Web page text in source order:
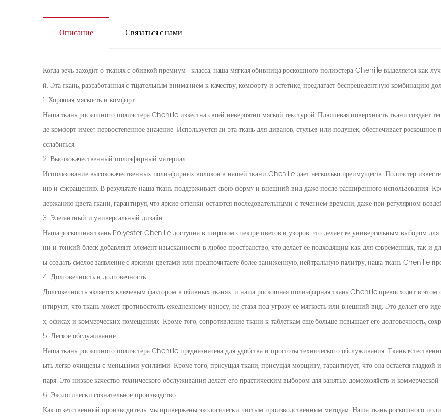
Описание Связаться с нами
Когда речь заходит о тканях с обивкой премиум -класса, наша мягкая обивница роскошного полиэстера Chenille выделяется как
й. Эта ткань, разработанная с тщательным вниманием к качеству, комфорту и эстетике, предлагает беспрецедентную комбинацию
1. Хорошая мягкость и комфорт
Наша ткань роскошного полиэстера Chenille известна своей невероятно мягкой текстурой. Плюшевая поверхность ткани создает
де комфорт имеет первостепенное значение. Используется ли эта ткань для диванов, стульев или подушек, обеспечивает роскошное
сслабиться.
2. Высококачественный полиэфирный материал
Использование высококачественных полиэфирных волокон в нашей ткани Chenille дает несколько преимуществ. Полиэстер
ию и сокращению. В результате наша ткань поддерживает свою форму и внешний вид даже после расширенного использования.
держанию цвета ткани, гарантируя, что яркие оттенки остаются последовательными с течением времени, даже при регулярном
3. Элегантный и универсальный дизайн
Наша роскошная ткань Polyester Chenille доступна в широком спектре цветов и узоров, что делает ее универсальным выбором для
ни и тонкий блеск добавляют элемент изысканности в любое пространство, что делает ее подходящим как для современных, так и
ы создать смелое заявление с яркими цветами или предпочитаете более заниженную, нейтральную палитру, наша ткань Chenille
4. Долговечность и долговечность
Долговечность является ключевым фактором в обивных тканях, и наша роскошная полиэфирная ткань Chenille превосходит в
нтируют, что ткань может противостоять ежедневному износу, не ставя под угрозу ее мягкость или внешний вид. Это делает его
х, офисах и коммерческих помещениях. Кроме того, сопротивление ткани к таблеткам еще больше повышает его долговечность,
5. Легкое обслуживание
Наша ткань роскошного полиэстера Chenille предназначена для удобства и простоты технического обслуживания. Ткань
ыть легко очищены с меньшими усилиями. Кроме того, присущая ткани, присущая морщину, гарантирует, что она остается гладкой
паря. Это низкое качество технического обслуживания делает его практическим выбором для занятых домохозяйств и
6. Экологически сознательное производство
Как ответственный производитель, мы привержены экологически чистым производственным методам. Наша ткань роскошного